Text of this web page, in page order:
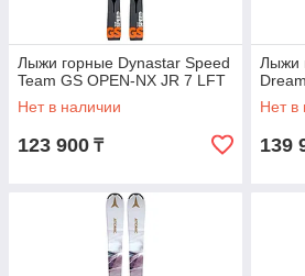
Лыжи горные Dynastar Speed
Team GS OPEN-NX JR 7 LFT
Нет в наличии
123 900 ₸
Лыжи
Нет в
139